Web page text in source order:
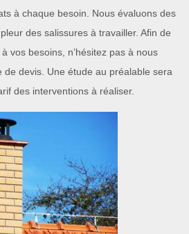
à chaque besoin. Nous évaluons des
des salissures à travailler. Afin de
vos besoins, n’hésitez pas à nous
devis. Une étude au préalable sera
des interventions à réaliser.